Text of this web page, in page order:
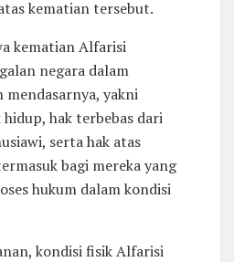
kematian tersebut.
kematian Alfarisi
negara dalam
mendasarnya, yakni
hak terbebas dari
serta hak atas
bagi mereka yang
hukum dalam kondisi
kondisi fisik Alfarisi